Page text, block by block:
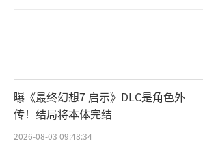
曝《最终幻想7 启示》DLC是角色外
传！结局将本体完结
2026-08-03 09:48:34